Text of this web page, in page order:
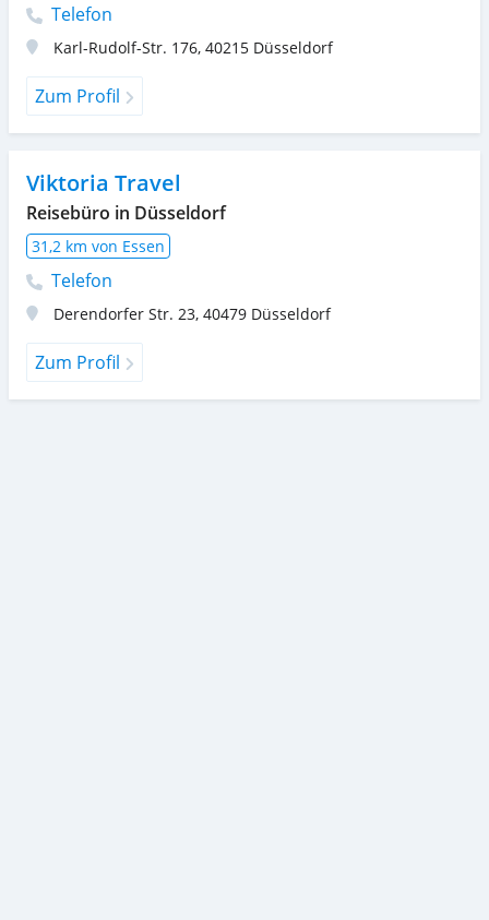
Telefon
Karl-Rudolf-Str. 176, 40215 Düsseldorf
Zum Profil
Viktoria Travel
Reisebüro in Düsseldorf
31,2 km von Essen
Telefon
Derendorfer Str. 23, 40479 Düsseldorf
Zum Profil